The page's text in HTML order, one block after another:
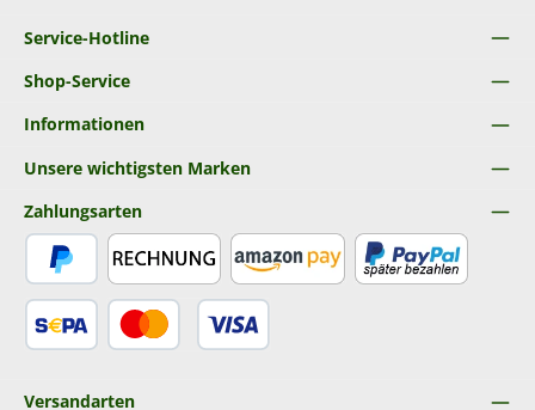
Service-Hotline
Shop-Service
Informationen
Unsere wichtigsten Marken
Zahlungsarten
Versandarten